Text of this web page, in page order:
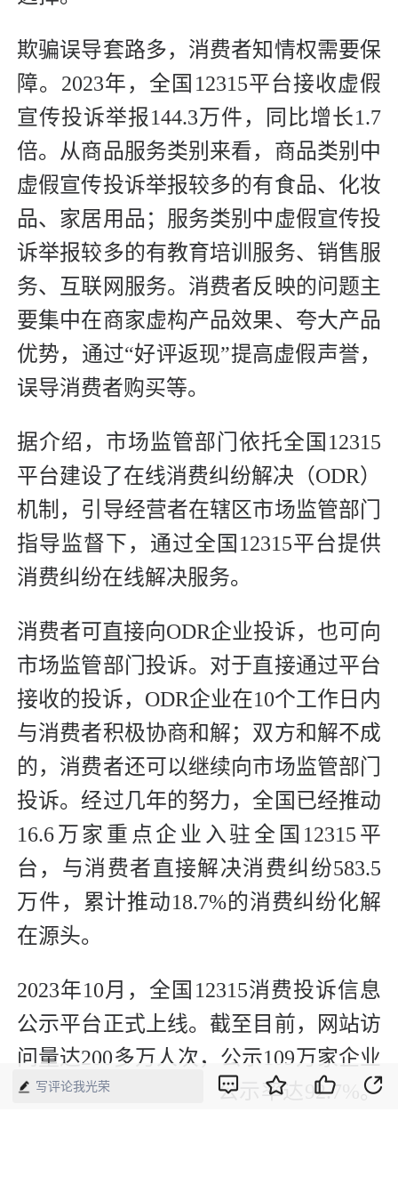
欺骗误导套路多，消费者知情权需要保
障。2023年，全国12315平台接收虚假
宣传投诉举报144.3万件，同比增长1.7
倍。从商品服务类别来看，商品类别中
虚假宣传投诉举报较多的有食品、化妆
品、家居用品；服务类别中虚假宣传投
诉举报较多的有教育培训服务、销售服
务、互联网服务。消费者反映的问题主
要集中在商家虚构产品效果、夸大产品
优势，通过“好评返现”提高虚假声誉，
误导消费者购买等。
据介绍，市场监管部门依托全国12315
平台建设了在线消费纠纷解决（ODR）
机制，引导经营者在辖区市场监管部门
指导监督下，通过全国12315平台提供
消费纠纷在线解决服务。
消费者可直接向ODR企业投诉，也可向
市场监管部门投诉。对于直接通过平台
接收的投诉，ODR企业在10个工作日内
与消费者积极协商和解；双方和解不成
的，消费者还可以继续向市场监管部门
投诉。经过几年的努力，全国已经推动
16.6万家重点企业入驻全国12315平
台，与消费者直接解决消费纠纷583.5
万件，累计推动18.7%的消费纠纷化解
在源头。
2023年10月，全国12315消费投诉信息
公示平台正式上线。截至目前，网站访
问量达200多万人次，公示109万家企业
投诉信息232.9万条、公示率达92.7%。
写评论我光荣